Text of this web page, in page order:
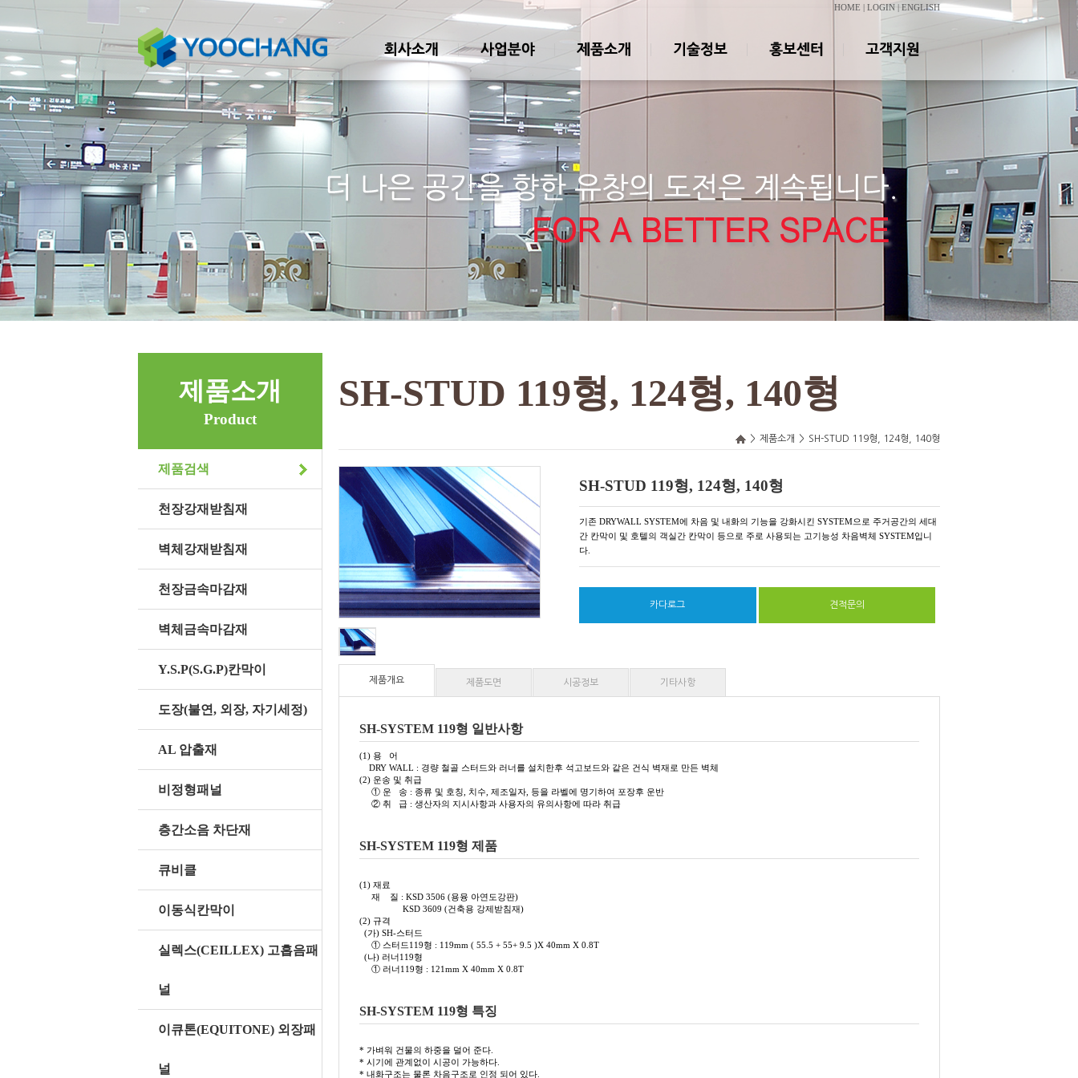
HOME LOGIN ENGLISH
제품소개
Product
제품검색
천장강재받침재
벽체강재받침재
천장금속마감재
벽체금속마감재
Y.S.P(S.G.P)칸막이
도장(불연, 외장, 자기세정)
AL 압출재
비정형패널
층간소음 차단재
큐비클
이동식칸막이
실렉스(CEILLEX) 고흡음패
널
이큐톤(EQUITONE) 외장패
널
SH-STUD 119형, 124형, 140형
> 제품소개 > SH-STUD 119형, 124형, 140형
SH-STUD 119형, 124형, 140형
기존 DRYWALL SYSTEM에 차음 및 내화의 기능을 강화시킨 SYSTEM으로 주거공간의 세대
간 칸막이 및 호텔의 객실간 칸막이 등으로 주로 사용되는 고기능성 차음벽체 SYSTEM입니
다.
카다로그 견적문의
제품개요 제품도면 시공정보 기타사항
SH-SYSTEM 119형 일반사항
(1) 용 어
DRY WALL : 경량 철골 스터드와 러너를 설치한후 석고보드와 같은 건식 벽재로 만든 벽체
(2) 운송 및 취급
① 운 송 : 종류 및 호칭, 치수, 제조일자, 등을 라벨에 명기하여 포장후 운반
② 취 급 : 생산자의 지시사항과 사용자의 유의사항에 따라 취급
SH-SYSTEM 119형 제품
(1) 재료
재 질 : KSD 3506 (용융 아연도강판)
KSD 3609 (건축용 강제받침재)
(2) 규격
(가) SH-스터드
① 스터드119형 : 119mm ( 55.5 + 55+ 9.5 )X 40mm X 0.8T
(나) 러너119형
① 러너119형 : 121mm X 40mm X 0.8T
SH-SYSTEM 119형 특징
* 가벼워 건물의 하중을 덜어 준다.
* 시기에 관계없이 시공이 가능하다.
* 내화구조는 물론 차음구조로 인정 되어 있다.